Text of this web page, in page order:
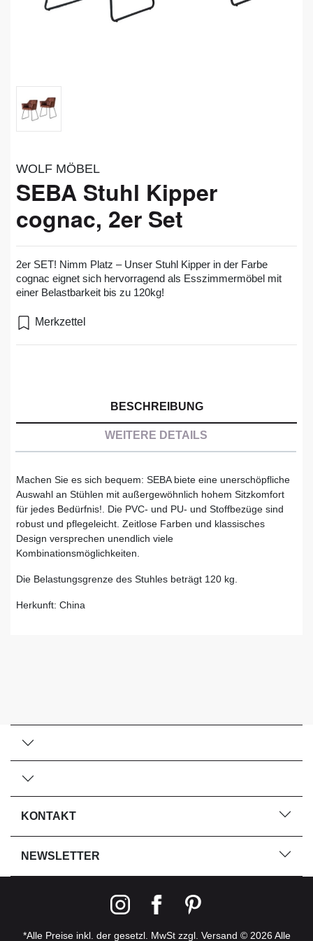
WOLF MÖBEL
SEBA Stuhl Kipper
cognac, 2er Set
2er SET! Nimm Platz – Unser Stuhl Kipper in der Farbe
cognac eignet sich hervorragend als Esszimmermöbel mit
einer Belastbarkeit bis zu 120kg!
Merkzettel
BESCHREIBUNG
WEITERE DETAILS
Machen Sie es sich bequem: SEBA biete eine unerschöpfliche
Auswahl an Stühlen mit außergewöhnlich hohem Sitzkomfort
für jedes Bedürfnis!. Die PVC- und PU- und Stoffbezüge sind
robust und pflegeleicht. Zeitlose Farben und klassisches
Design versprechen unendlich viele
Kombinationsmöglichkeiten.
Die Belastungsgrenze des Stuhles beträgt 120 kg.
Herkunft: China
KONTAKT
NEWSLETTER
*Alle Preise inkl. der gesetzl. MwSt zzgl. Versand © 2026 Alle